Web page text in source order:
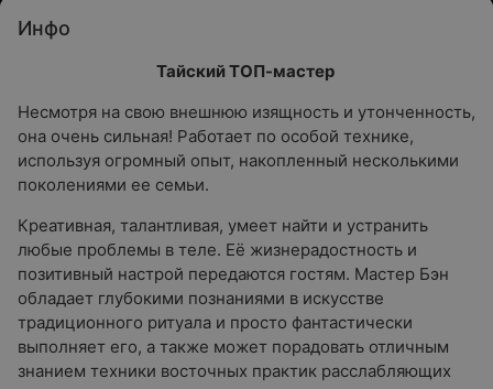
Инфо
Тайский ТОП-мастер
Несмотря на свою внешнюю изящность и утонченность,
она очень сильная! Работает по особой технике,
используя огромный опыт, накопленный несколькими
поколениями ее семьи.
Креативная, талантливая, умеет найти и устранить
любые проблемы в теле. Её жизнерадостность и
позитивный настрой передаются гостям. Мастер Бэн
обладает глубокими познаниями в искусстве
традиционного ритуала и просто фантастически
выполняет его, а также может порадовать отличным
знанием техники восточных практик расслабляющих